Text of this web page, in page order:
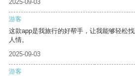
2025-09-03
游客
这款app是我旅行的好帮手，让我能够轻松
人情。
2025-09-03
游客